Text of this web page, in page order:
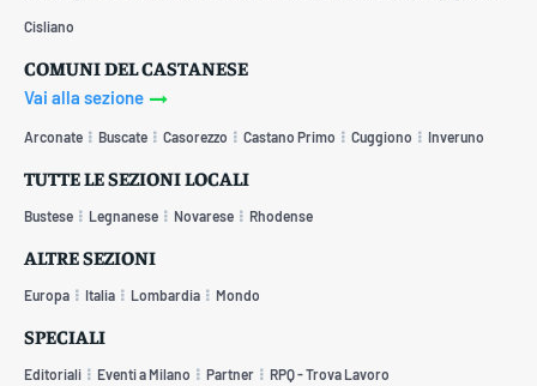
Cisliano
COMUNI DEL CASTANESE
Vai alla sezione
Arconate Buscate Casorezzo Castano Primo Cuggiono Inveruno
TUTTE LE SEZIONI LOCALI
Bustese Legnanese Novarese Rhodense
ALTRE SEZIONI
Europa Italia Lombardia Mondo
SPECIALI
Editoriali Eventi a Milano Partner RPQ - Trova Lavoro